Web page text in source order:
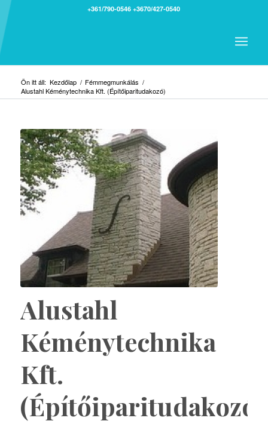
+361/790-0546 +3670/427-0540
Ön itt áll: Kezdőlap / Fémmegmunkálás /
Alustahl Kéménytechnika Kft. (Építőiparitudakozó)
Alustahl
Kéménytechnika
Kft.
(Építőiparitudakozó)